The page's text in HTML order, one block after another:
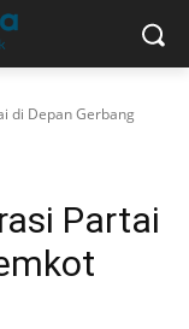
di Depan Gerbang
Partai